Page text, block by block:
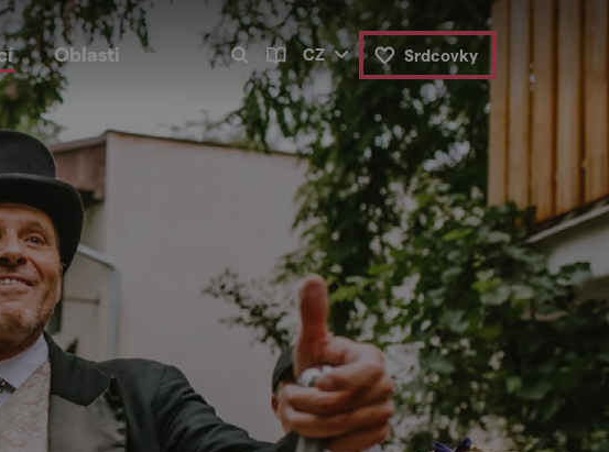
Oblasti CZ Srdcovky